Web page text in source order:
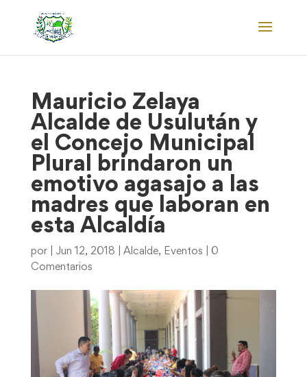
Mauricio Zelaya
Alcalde de Usulután y
el Concejo Municipal
Plural brindaron un
emotivo agasajo a las
madres que laboran en
esta Alcaldía
por Jun 12, 2018 Alcalde, Eventos
0
Comentarios